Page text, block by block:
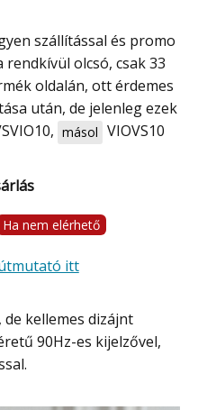
olcsó, csak 33
oldalán, ott érdemes
után, de jelenleg ezek
, másol VIOVS10
Ha nem elérhető
útmutató itt
90Hz-es kijelzővel,